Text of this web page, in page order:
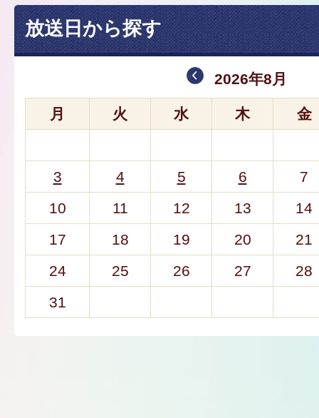
放送日から探す
2026年8月
月 火 水 木 金
3 4 5 6
7
10
11 12 13
14
17
18 19 20
21
24
25 26 27
28
31